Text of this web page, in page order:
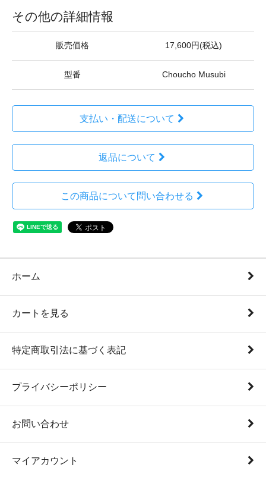
その他の詳細情報
販売価格 17,600円(税込)
型番 Choucho Musubi
支払い・配送について
返品について
この商品について問い合わせる
ホーム
カートを見る
特定商取引法に基づく表記
プライバシーポリシー
お問い合わせ
マイアカウント